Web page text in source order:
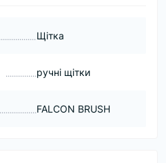
Щітка
ручні щітки
FALCON BRUSH